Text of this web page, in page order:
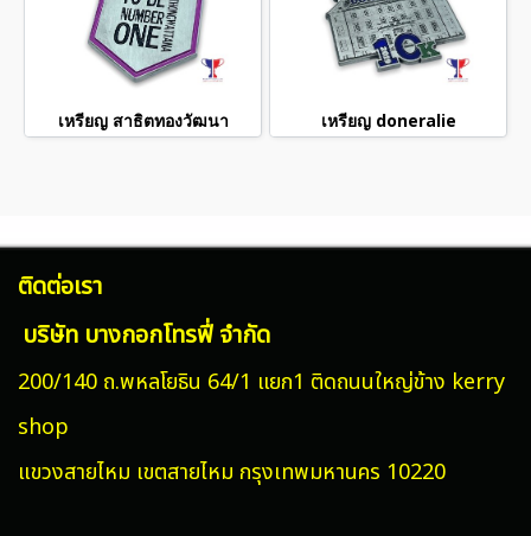
เหรียญ สาธิตทองวัฒนา เหรียญ doneralie
ติดต่อเรา
บริษัท บางกอกโทรฟี่ จำกัด
200/140 ถ.พหลโยธิน 64/1 แยก1 ติดถนนใหญ่ข้าง kerry
shop
แขวงสายไหม เขตสายไหม กรุงเทพมหานคร 10220